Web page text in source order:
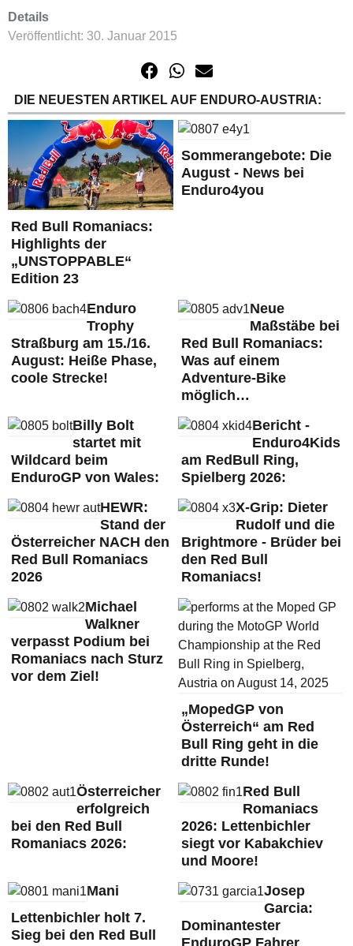
Details
Veröffentlicht: 30. Januar 2015
DIE NEUESTEN ARTIKEL AUF ENDURO-AUSTRIA:
Red Bull Romaniacs:
Highlights der
„UNSTOPPABLE“
Edition 23
Sommerangebote: Die
August - News bei
Enduro4you
Enduro
Trophy
Straßburg am 15./16.
August: Heiße Phase,
coole Strecke!
Neue
Maßstäbe bei
Red Bull Romaniacs:
Was auf einem
Adventure-Bike
möglich…
Billy Bolt
startet mit
Wildcard beim
EnduroGP von Wales:
Bericht -
Enduro4Kids
am RedBull Ring,
Spielberg 2026:
HEWR:
Stand der
Österreicher NACH den
Red Bull Romaniacs
2026
X-Grip: Dieter
Rudolf und die
Brightmore - Brüder bei
den Red Bull
Romaniacs!
Michael
Walkner
verpasst Podium bei
Romaniacs nach Sturz
vor dem Ziel!
„MopedGP von
Österreich“ am Red
Bull Ring geht in die
dritte Runde!
Österreicher
erfolgreich
bei den Red Bull
Romaniacs 2026:
Red Bull
Romaniacs
2026: Lettenbichler
siegt vor Kabakchiev
und Moore!
Mani
Lettenbichler holt 7.
Sieg bei den Red Bull
Josep
Garcia:
Dominantester